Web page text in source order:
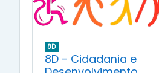
8D
8D - Cidadania e